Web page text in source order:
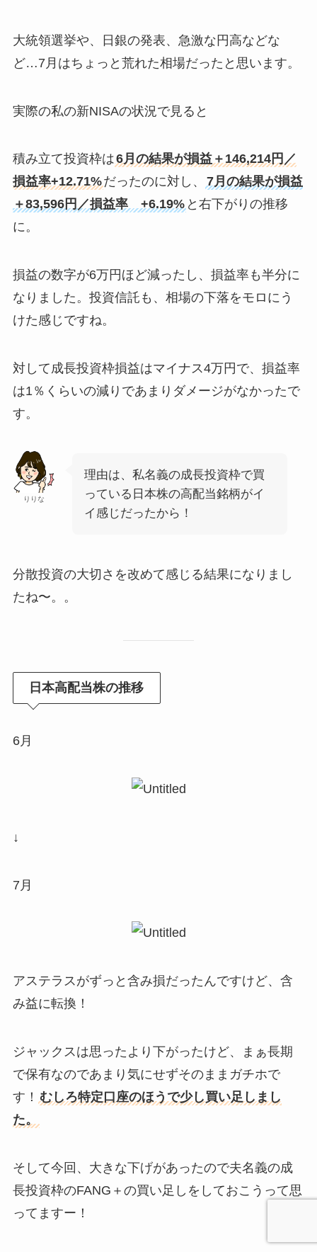
大統領選挙や、日銀の発表、急激な円高などな
ど…7月はちょっと荒れた相場だったと思います。
実際の私の新NISAの状況で見ると
積み立て投資枠は6月の結果が損益＋146,214円／
損益率+12.71%だったのに対し、
7月の結果が損益
＋83,596円／損益率 +6.19% と右下がりの推移
に。
損益の数字が6万円ほど減ったし、損益率も半分に
なりました。投資信託も、相場の下落をモロにう
けた感じですね。
対して成長投資枠損益はマイナス4万円で、損益率
は1％くらいの減りであまりダメージがなかったで
す。
りりな
理由は、私名義の成長投資枠で買
っている日本株の高配当銘柄がイ
イ感じだったから！
分散投資の大切さを改めて感じる結果になりまし
たね〜。。
日本高配当株の推移
6月
↓
7月
アステラスがずっと含み損だったんですけど、含
み益に転換！
ジャックスは思ったより下がったけど、まぁ長期
で保有なのであまり気にせずそのままガチホで
す！ むしろ特定口座のほうで少し買い足しまし
た。
そして今回、大きな下げがあったので夫名義の成
長投資枠のFANG＋の買い足しをしておこうって思
ってますー！